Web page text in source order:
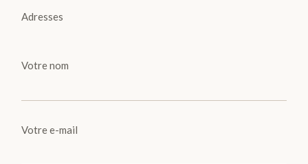
Adresses
Votre nom
Votre e-mail